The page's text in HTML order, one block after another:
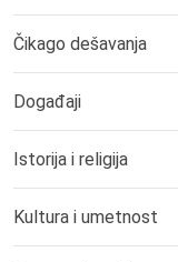
Čikago dešavanja
Događaji
Istorija i religija
Kultura i umetnost